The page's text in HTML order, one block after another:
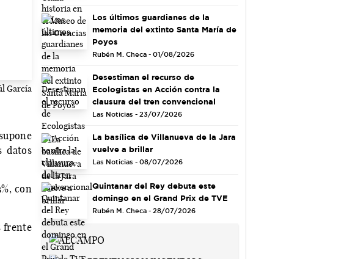
García
datos
con
frente
Los últimos guardianes de la
memoria del extinto Santa María de
Poyos
Rubén M. Checa - 01/08/2026
Desestiman el recurso de
Ecologistas en Acción contra la
clausura del tren convencional
Las Noticias - 23/07/2026
La basílica de Villanueva de la Jara
vuelve a brillar
Las Noticias - 08/07/2026
Quintanar del Rey debuta este
domingo en el Grand Prix de TVE
Rubén M. Checa - 28/07/2026